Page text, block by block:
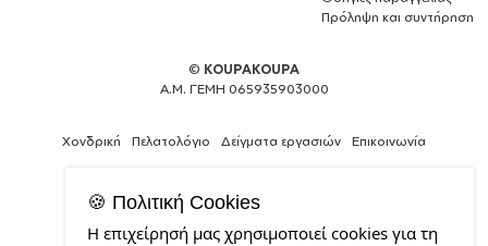
Πρόληψη και συντήρηση
© KOUPAKOUPA
Α.Μ. ΓΕΜΗ 065935903000
Χονδρική Πελατολόγιο Δείγματα εργασιών Επικοινωνία
🍪 Πολιτική Cookies
Η επιχείρησή μας χρησιμοποιεί cookies για τη